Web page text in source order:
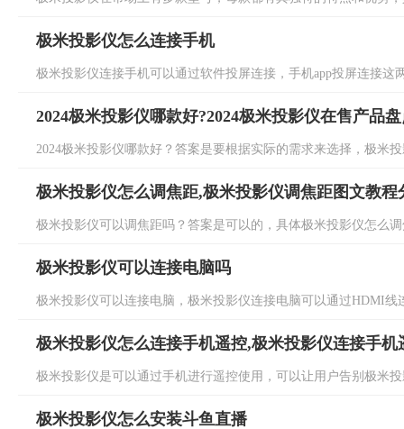
极米投影仪怎么连接手机
极米投影仪连接手机可以通过软件投屏连接，手机app投屏连接这
2024极米投影仪哪款好?2024极米投影仪在售产品
2024极米投影仪哪款好？答案是要根据实际的需求来选择，极米
极米投影仪怎么调焦距,极米投影仪调焦距图文教程
极米投影仪可以调焦距吗？答案是可以的，具体极米投影仪怎么
极米投影仪可以连接电脑吗
极米投影仪可以连接电脑，极米投影仪连接电脑可以通过HDMI
极米投影仪怎么连接手机遥控,极米投影仪连接手机
极米投影仪是可以通过手机进行遥控使用，可以让用户告别极米
极米投影仪怎么安装斗鱼直播